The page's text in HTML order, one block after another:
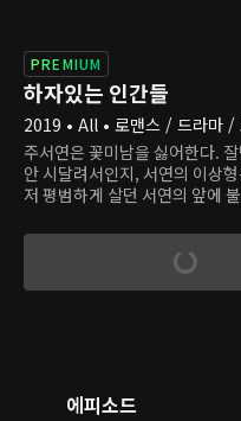
PREMIUM
하자있는 인간들
2019 • All • 로맨스 / 드라마 /
주서연은 꽃미남을 싫어한다.
안 시달려서인지, 서연의 이상
저 평범하게 살던 서연의 앞에
를 가꿀 만큼 지독한 외모 집착
하고 못생겼다"라는 이유로 고
동을 통해 꽃미남으로 거듭났
에피소드